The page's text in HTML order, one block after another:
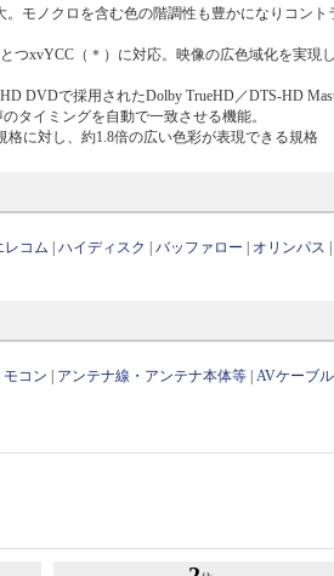
モノクロを含む色の階調性も豊かになりコント
つxvYCC（＊）に対応。映像の広色域化を実現
DVDで採用されたDolby TrueHD／DTS-HD
タイミングを自動で一致させる機能。
格に対し、約1.8倍の広い色彩が表現できる規格
レコム |ハイディスク |バッファロー オリンパス
コン アンテナ線・アンテナ本体等 |AVケーブル